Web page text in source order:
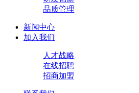
品质管理
新闻中心
加入我们
人才战略
在线招聘
招商加盟